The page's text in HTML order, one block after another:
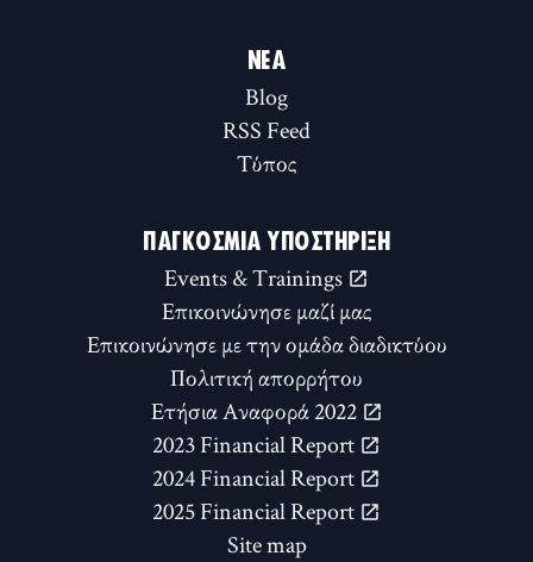
ΝΈΑ
Blog
RSS Feed
Τύπος
ΠΑΓΚΌΣΜΙΑ ΥΠΟΣΤΉΡΙΞΗ
Events & Trainings
Επικοινώνησε μαζί μας
Επικοινώνησε με την ομάδα διαδικτύου
Πολιτική απορρήτου
Ετήσια Αναφορά 2022
2023 Financial Report
2024 Financial Report
2025 Financial Report
Site map